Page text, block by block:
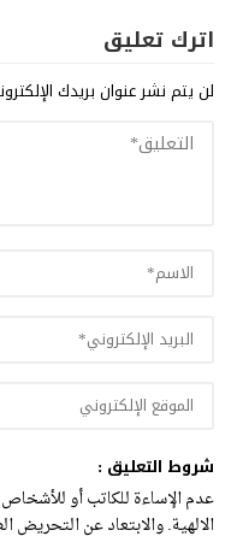
اترك تعليق
لن يتم نشر عنوان بريدك
شروط التعليق :
عدم الإساءة للكاتب أو للأشخاص
الالهية. والابتعاد عن التحريض